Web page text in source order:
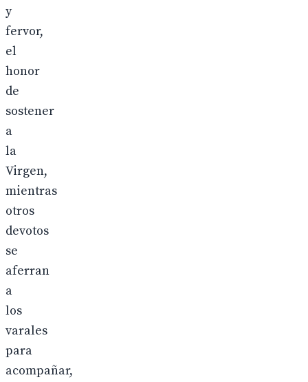
y
fervor,
el
honor
de
sostener
a
la
Virgen,
mientras
otros
devotos
se
aferran
a
los
varales
para
acompañar,